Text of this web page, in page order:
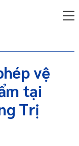
vệ
tại
Trị
TOÀN THỰC PHẨM